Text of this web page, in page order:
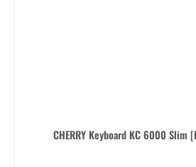
CHERRY Keyboard KC 6000 Slim